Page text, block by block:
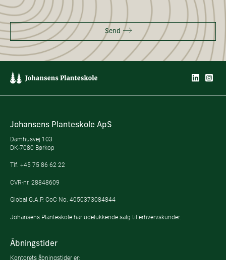
Send
Johansens Planteskole ApS
Damhusvej 103
DK-7080 Børkop
Tlf. +45 75 86 62 22
CVR-nr. 28848609
Global G.A.P. CoC No. 4050373084844
Johansens Planteskole har udelukkende salg til erhvervskunder.
Åbningstider
Kontorets åbningstider er: